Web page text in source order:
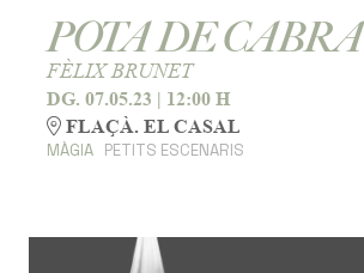
POTA DE CABRA
FÈLIX BRUNET
DG. 07.05.23 | 12:00 H
FLAÇÀ. EL CASAL
MÀGIA PETITS ESCENARIS